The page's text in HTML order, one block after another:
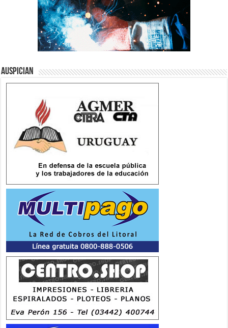
Auspician